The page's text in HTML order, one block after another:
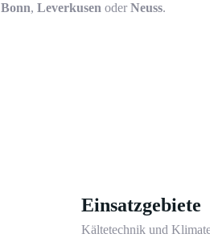
Bonn, Leverkusen oder Neuss.
Einsatzgebiete
Kältetechnik und